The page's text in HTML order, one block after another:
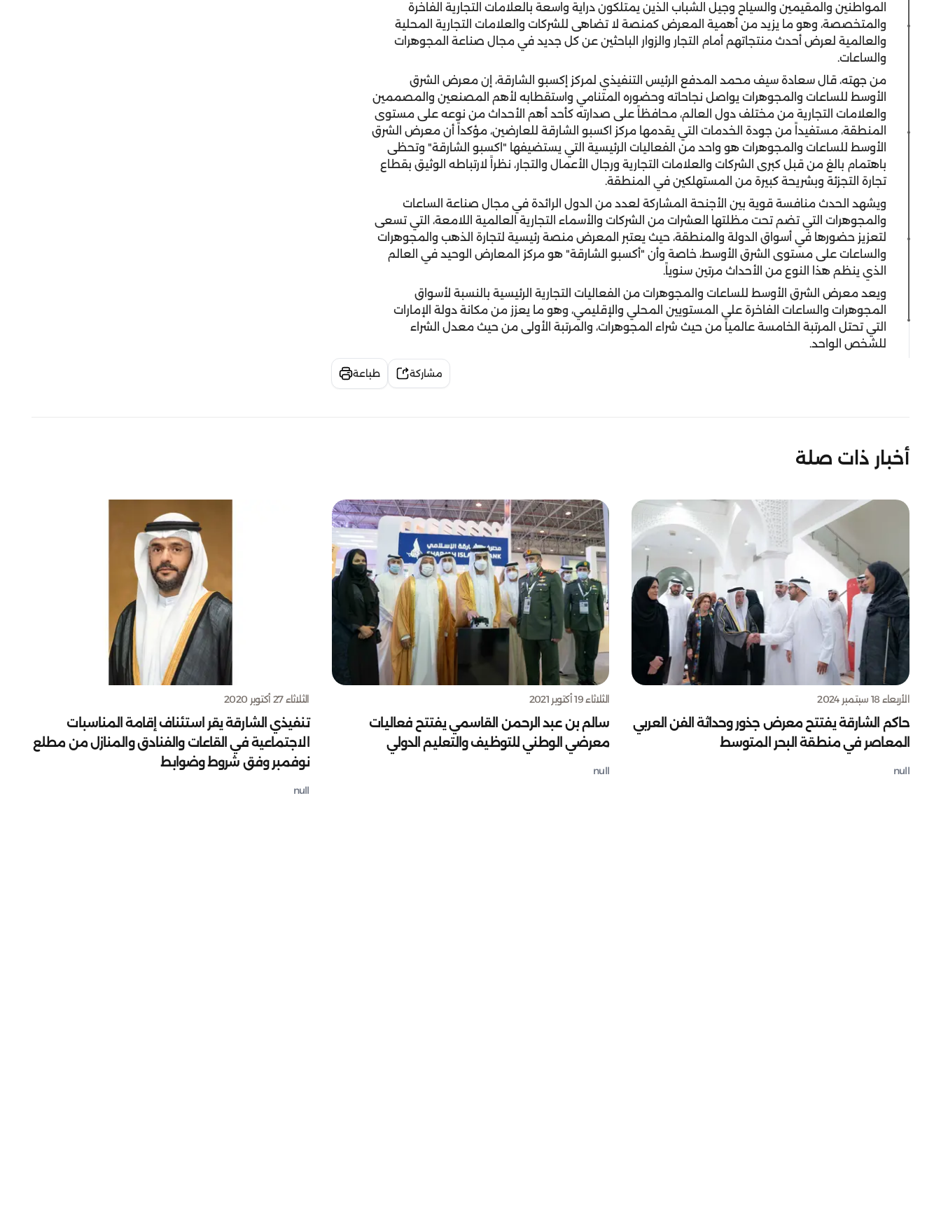
المواطنين والمقيمين والسياح وجيل الشباب الذين يمتلكون دراية واسعة بالعلامات التجارية الفاخرة
والمتخصصة، وهو ما يزيد من أهمية المعرض كمنصة لا تضاهى للشركات والعلامات التجارية المحلية
والعالمية لعرض أحدث منتجاتهم أمام التجار والزوار الباحثين عن كل جديد في مجال صناعة المجوهرات
والساعات.
من جهته، قال سعادة سيف محمد المدفع الرئيس التنفيذي لمركز إكسبو الشارقة، إن معرض الشرق
الأوسط للساعات والمجوهرات يواصل نجاحاته وحضوره المتنامي واستقطابه لأهم المصنعين والمصممين
والعلامات التجارية من مختلف دول العالم، محافظاً على صدارته كأحد أهم الأحداث من نوعه على مستوى
المنطقة، مستفيداً من جودة الخدمات التي يقدمها مركز اكسبو الشارقة للعارضين، مؤكداً أن معرض الشرق
الأوسط للساعات والمجوهرات هو واحد من الفعاليات الرئيسية التي يستضيفها "اكسبو الشارقة" وتحظى
باهتمام بالغ من قبل كبرى الشركات والعلامات التجارية ورجال الأعمال والتجار، نظراً لارتباطه الوثيق بقطاع
تجارة التجزئة وبشريحة كبيرة من المستهلكين في المنطقة.
ويشهد الحدث منافسة قوية بين الأجنحة المشاركة لعدد من الدول الرائدة في مجال صناعة الساعات
والمجوهرات التي تضم تحت مظلتها العشرات من الشركات والأسماء التجارية العالمية اللامعة، التي تسعى
لتعزيز حضورها في أسواق الدولة والمنطقة، حيث يعتبر المعرض منصة رئيسية لتجارة الذهب والمجوهرات
والساعات على مستوى الشرق الأوسط، خاصة وأن "أكسبو الشارقة" هو مركز المعارض الوحيد في العالم
الذي ينظم هذا النوع من الأحداث مرتين سنوياً.
ويعد معرض الشرق الأوسط للساعات والمجوهرات من الفعاليات التجارية الرئيسية بالنسبة لأسواق
المجوهرات والساعات الفاخرة على المستويين المحلي والإقليمي، وهو ما يعزز من مكانة دولة الإمارات
التي تحتل المرتبة الخامسة عالمياً من حيث شراء المجوهرات، والمرتبة الأولى من حيث معدل الشراء
للشخص الواحد.
مشاركة طباعة
أخبار ذات صلة
الأربعاء 18 سبتمبر 2024
حاكم الشارقة يفتتح معرض جذور وحداثة الفن العربي
المعاصر في منطقة البحر المتوسط
null
الثلاثاء 19 أكتوبر 2021
سالم بن عبد الرحمن القاسمي يفتتح فعاليات
معرضي الوطني للتوظيف والتعليم الدولي
null
الثلاثاء 27 أكتوبر 2020
تنفيذي الشارقة يقر استئناف إقامة المناسبات
الاجتماعية في القاعات والفنادق والمنازل من مطلع
نوفمبر وفق شروط وضوابط
null